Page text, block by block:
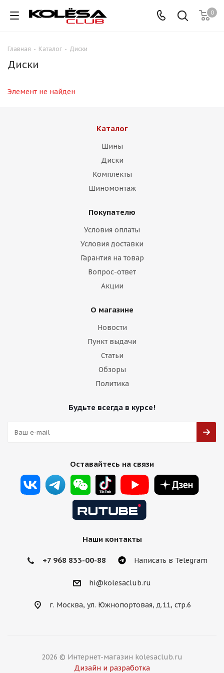
0
Главная - Каталог - Диски
Диски
Элемент не найден
Каталог
Шины
Диски
Комплекты
Шиномонтаж
Покупателю
Условия оплаты
Условия доставки
Гарантия на товар
Вопрос-ответ
Акции
О магазине
Новости
Пункт выдачи
Статьи
Обзоры
Политика
Будьте всегда в курсе!
Оставайтесь на связи
Наши контакты
+7 968 833-00-88 Написать в Telegram
hi@kolesaclub.ru
г. Москва, ул. Южнопортовая, д.11, стр.6
2026 © Интернет-магазин kolesaclub.ru
Дизайн и разработка